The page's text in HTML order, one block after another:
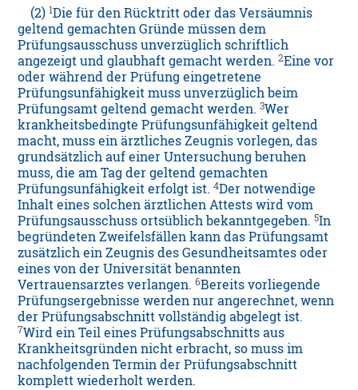
(2)1Die für den Rücktritt oder das Versäumnis
geltend gemachten Gründe müssen dem
Prüfungsausschuss unverzüglich schriftlich
angezeigt und glaubhaft gemacht werden.2Eine vor
oder während der Prüfung eingetretene
Prüfungsunfähigkeit muss unverzüglich beim
Prüfungsamt geltend gemacht werden.3Wer
krankheitsbedingte Prüfungsunfähigkeit geltend
macht, muss ein ärztliches Zeugnis vorlegen, das
grundsätzlich auf einer Untersuchung beruhen
muss, die am Tag der geltend gemachten
Prüfungsunfähigkeit erfolgt ist.4Der notwendige
Inhalt eines solchen ärztlichen Attests wird vom
Prüfungsausschuss ortsüblich bekanntgegeben.5In
begründeten Zweifelsfällen kann das Prüfungsamt
zusätzlich ein Zeugnis des Gesundheitsamtes oder
eines von der Universität benannten
Vertrauensarztes verlangen.6Bereits vorliegende
Prüfungsergebnisse werden nur angerechnet, wenn
der Prüfungsabschnitt vollständig abgelegt ist.
7Wird ein Teil eines Prüfungsabschnitts aus
Krankheitsgründen nicht erbracht, so muss im
nachfolgenden Termin der Prüfungsabschnitt
komplett wiederholt werden.